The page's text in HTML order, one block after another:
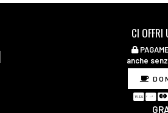
CI OFFRI
anche